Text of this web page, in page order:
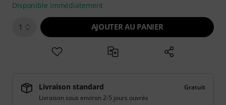
Disponible immédiatement
1 AJOUTER AU PANIER
Livraison standard
Gratuit
Livraison sous environ 2-5 jours ouvrés